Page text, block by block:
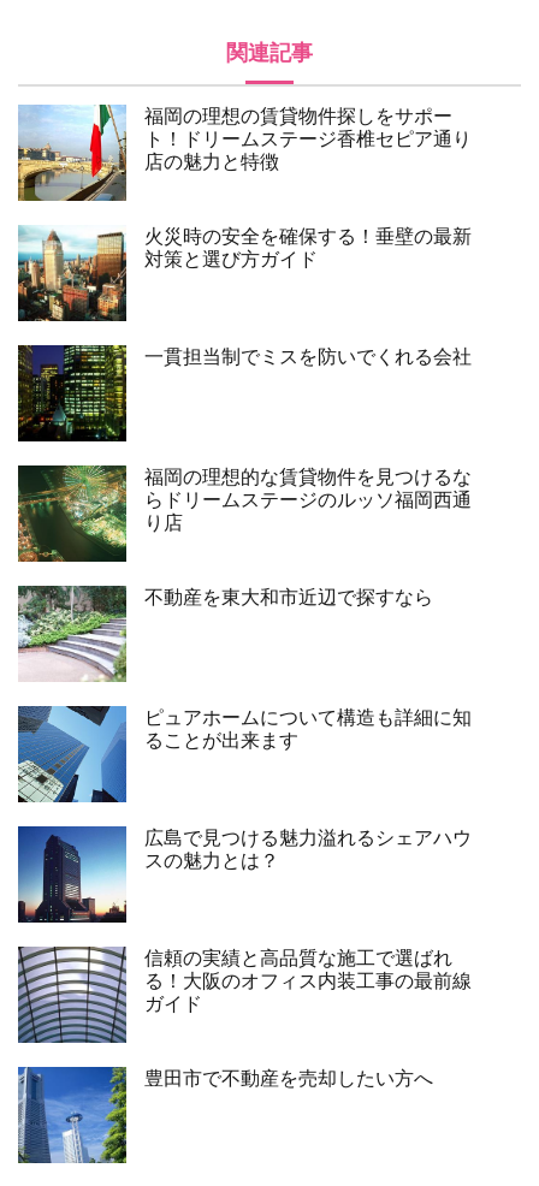
関連記事
福岡の理想の賃貸物件探しをサポー
ト！ドリームステージ香椎セピア通り
店の魅力と特徴
火災時の安全を確保する！垂壁の最新
対策と選び方ガイド
一貫担当制でミスを防いでくれる会社
福岡の理想的な賃貸物件を見つけるな
らドリームステージのルッソ福岡西通
り店
不動産を東大和市近辺で探すなら
ピュアホームについて構造も詳細に知
ることが出来ます
広島で見つける魅力溢れるシェアハウ
スの魅力とは？
信頼の実績と高品質な施工で選ばれ
る！大阪のオフィス内装工事の最前線
ガイド
豊田市で不動産を売却したい方へ